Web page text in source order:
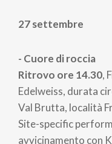
27 settembre
- Cuore di roccia
Ritrovo ore 14.30,
Edelweiss, durata
Val Brutta, località
Site-specific
avvicinamento con